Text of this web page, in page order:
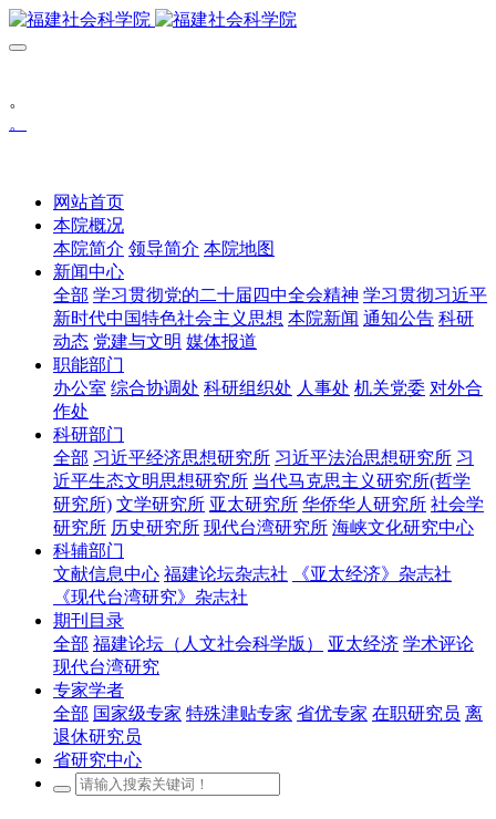
。
。
网站首页
本院概况
本院简介 领导简介 本院地图
新闻中心
全部 学习贯彻党的二十届四中全会精神 学习贯彻习近平
新时代中国特色社会主义思想 本院新闻 通知公告 科研
动态 党建与文明 媒体报道
职能部门
办公室 综合协调处 科研组织处 人事处 机关党委 对外合
作处
科研部门
全部 习近平经济思想研究所 习近平法治思想研究所 习
近平生态文明思想研究所 当代马克思主义研究所(哲学
研究所) 文学研究所 亚太研究所 华侨华人研究所 社会学
研究所 历史研究所 现代台湾研究所 海峡文化研究中心
科辅部门
文献信息中心 福建论坛杂志社
《亚太经济》杂志社
《现代台湾研究》杂志社
期刊目录
全部 福建论坛（人文社会科学版） 亚太经济 学术评论
现代台湾研究
专家学者
全部 国家级专家 特殊津贴专家 省优专家 在职研究员 离
退休研究员
省研究中心